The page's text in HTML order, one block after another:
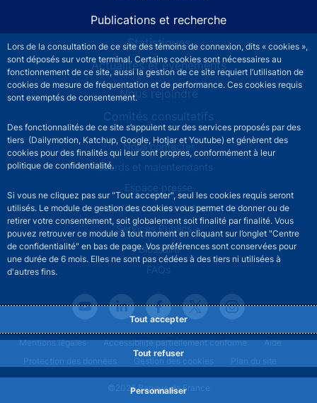
Lors de la consultation de ce site des témoins de connexion, dits « cookies »,
sont déposés sur votre terminal. Certains cookies sont nécessaires au
fonctionnement de ce site, aussi la gestion de ce site requiert l’utilisation de
cookies de mesure de fréquentation et de performance. Ces cookies requis
sont exemptés de consentement.
Des fonctionnalités de ce site s’appuient sur des services proposés par des
tiers (Dailymotion, Katchup, Google, Hotjar et Youtube) et génèrent des
cookies pour des finalités qui leur sont propres, conformément à leur
politique de confidentialité.
Si vous ne cliquez pas sur "Tout accepter", seul les cookies requis seront
utilisés. Le module de gestion des cookies vous permet de donner ou de
retirer votre consentement, soit globalement soit finalité par finalité. Vous
pouvez retrouver ce module à tout moment en cliquant sur l’onglet "Centre
de confidentialité" en bas de page. Vos préférences sont conservées pour
une durée de 6 mois. Elles ne sont pas cédées à des tiers ni utilisées à
d'autres fins.
Tout accepter
Tout refuser
Personnaliser
Publications et recherche
Statistiques
Actualités et événements
Nous rejoindre
Comités consultatifs
Footer secondary menuNous contacter
Sourds et malentendants
Espace presse
La direction des Achats
Services Publics +
Glossaire
FAQs
©2026 Banque de France
Footer legal notice menu
Mentions légales Accessibilité partiellement conforme
Aide
Protection des données
Gestion des cookies Plan du site